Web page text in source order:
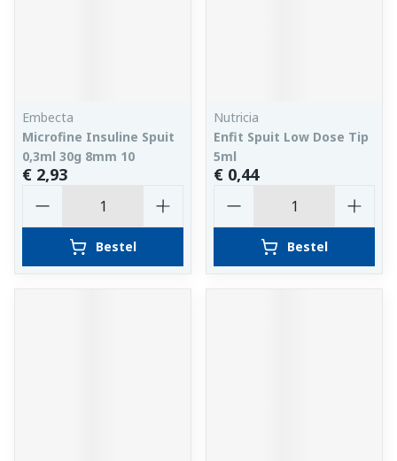
Embecta
Microfine Insuline Spuit
0,3ml 30g 8mm 10
€ 2,93
Bestel
Nutricia
Enfit Spuit Low Dose Tip
5ml
€ 0,44
Bestel